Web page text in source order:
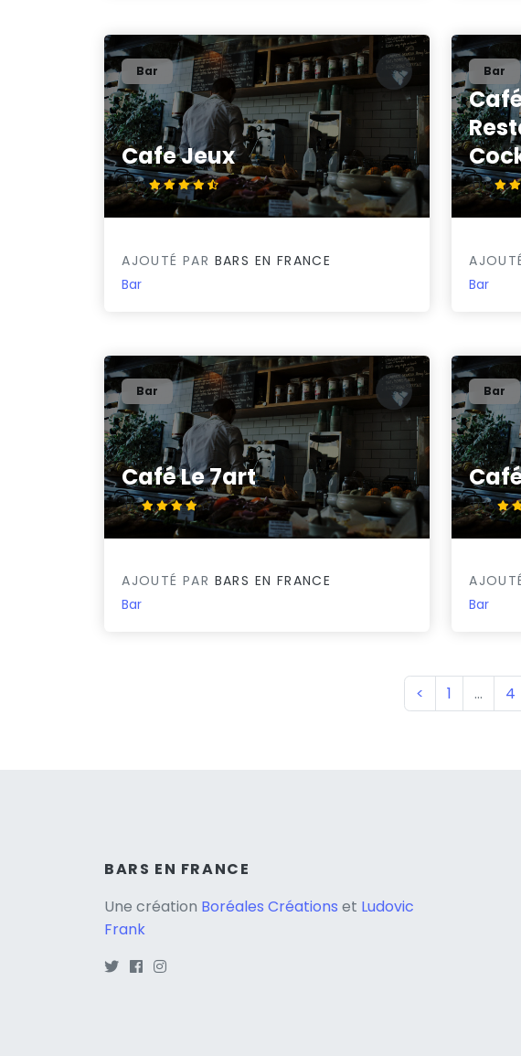
Cafe Jeux
4.7/5
Bar
AJOUTÉ PAR BARS EN FRANCE
Bar
4.1/5
Bar
Bar
Café Le 7art
4/5
Bar
AJOUTÉ PAR BARS EN FRANCE
Bar
3.5/5
Bar
Bar
< 1 … 4
BARS EN FRANCE
Une création Boréales Créations et Ludovic
Frank